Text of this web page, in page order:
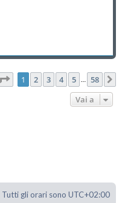
Pagina di 58
1 2 3 4 5 58
Vai a
Tutti gli orari sono UTC+02:00